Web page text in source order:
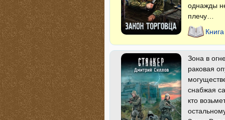
однажды
плечу…
Зона в
раковая
снабжая
кто